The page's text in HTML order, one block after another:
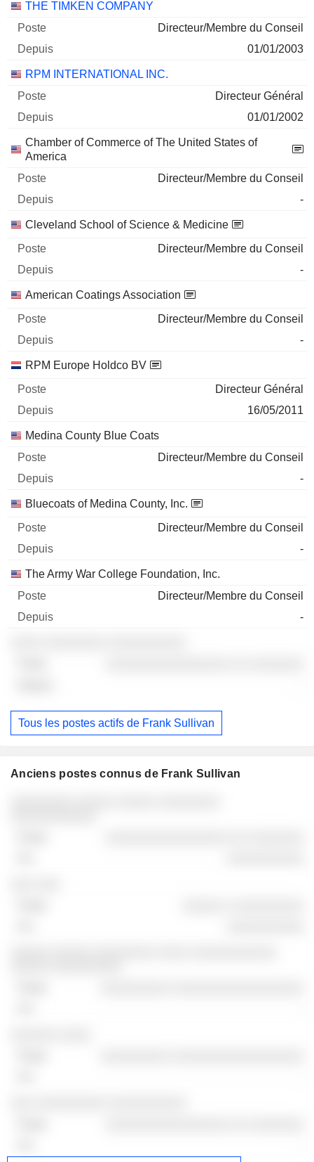
Sociétés Poste Début
THE TIMKEN COMPANY
Directeur/Membre du Conseil
01/01/2003
RPM INTERNATIONAL INC.
Directeur Général
01/01/2002
Chamber of Commerce of The United States of
America
Directeur/Membre du Conseil
-
Cleveland School of Science & Medicine
Directeur/Membre du Conseil
-
American Coatings Association
Directeur/Membre du Conseil
-
RPM Europe Holdco BV
Directeur Général
16/05/2011
Medina County Blue Coats
Directeur/Membre du Conseil
-
Bluecoats of Medina County, Inc.
Directeur/Membre du Conseil
-
The Army War College Foundation, Inc.
Directeur/Membre du Conseil
-
Tous les postes actifs de Frank Sullivan
Anciens postes connus de Frank Sullivan